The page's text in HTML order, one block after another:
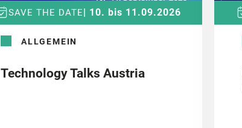
SAVE THE DATE| 10. bis 11.09.2026
ALLGEMEIN
Technology Talks Austria